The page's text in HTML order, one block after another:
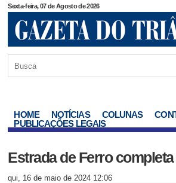
Sexta-feira, 07 de Agosto de 2026
HOME NOTÍCIAS COLUNAS
PUBLICAÇÕES LEGAIS
Estrada de Ferro
qui, 16 de maio de 2024 12:06